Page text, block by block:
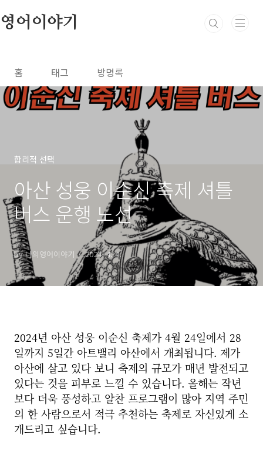
영어이야기
홈 태그 방명록
합리적 선택
아산 성웅 이순신 축제 셔틀
버스 운행 노선
by 나의영어이야기 2024. 4. 4.
2024년 아산 성웅 이순신 축제가 4월 24일에서 28
일까지 5일간 아트밸리 아산에서 개최됩니다. 제가
아산에 살고 있다 보니 축제의 규모가 매년 발전되고
있다는 것을 피부로 느낄 수 있습니다. 올해는 작년
보다 더욱 풍성하고 알찬 프로그램이 많아 지역 주민
의 한 사람으로서 적극 추천하는 축제로 자신있게 소
개드리고 싶습니다.